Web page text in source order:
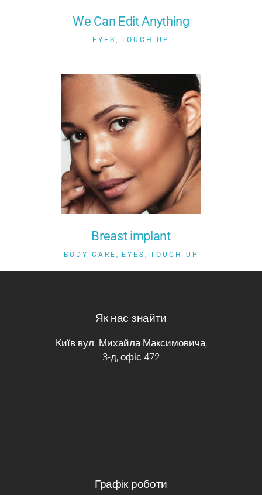
We Can Edit Anything
EYES TOUCH UP
Breast implant
BODY CARE EYES TOUCH UP
Як нас знайти
Київ вул. Михайла Максимовича,
3-д, офіс 472
Графік роботи